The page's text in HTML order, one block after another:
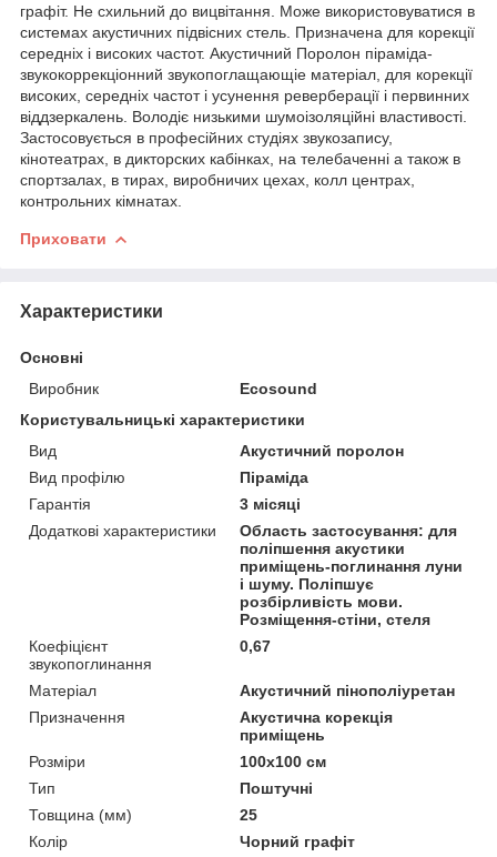
графіт. Не схильний до вицвітання. Може використовуватися в
системах акустичних підвісних стель. Призначена для корекції
середніх і високих частот. Акустичний Поролон піраміда-
звукокоррекціонний звукопоглащающіе матеріал, для корекції
високих, середніх частот і усунення реверберації і первинних
віддзеркалень. Володіє низькими шумоізоляційні властивості.
Застосовується в професійних студіях звукозапису,
кінотеатрах, в дикторских кабінках, на телебаченні а також в
спортзалах, в тирах, виробничих цехах, колл центрах,
контрольних кімнатах.
Приховати
Характеристики
Основні
Виробник
Ecosound
Користувальницькі характеристики
Вид
Акустичний поролон
Вид профілю
Піраміда
Гарантія
3 місяці
Додаткові характеристики
Область застосування: для
поліпшення акустики
приміщень-поглинання луни
і шуму. Поліпшує
розбірливість мови.
Розміщення-стіни, стеля
Коефіцієнт
звукопоглинання
0,67
Матеріал
Акустичний пінополіуретан
Призначення
Акустична корекція
приміщень
Розміри
100х100 см
Тип
Поштучні
Товщина (мм)
25
Колір
Чорний графіт